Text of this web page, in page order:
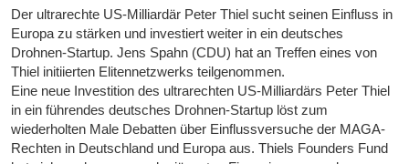
Der ultrarechte US-Milliardär Peter Thiel sucht seinen Einfluss in
Europa zu stärken und investiert weiter in ein deutsches
Drohnen-Startup. Jens Spahn (CDU) hat an Treffen eines von
Thiel initiierten Elitennetzwerks teilgenommen.
Eine neue Investition des ultrarechten US-Milliardärs Peter Thiel
in ein führendes deutsches Drohnen-Startup löst zum
wiederholten Male Debatten über Einflussversuche der MAGA-
Rechten in Deutschland und Europa aus. Thiels Founders Fund